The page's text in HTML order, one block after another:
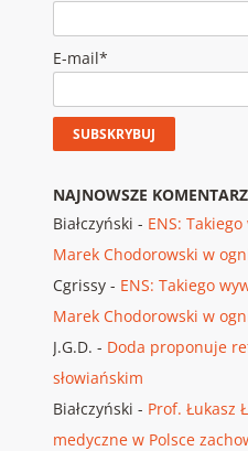
E-mail*
NAJNOWSZE
Białczyński - ENS:
Marek Chodorowski w
Cgrissy- ENS: Takiego
Marek Chodorowski w
J.G.D. - Doda proponuje
słowiańskim
Białczyński - Prof. Łukasz
medyczne w Polsce